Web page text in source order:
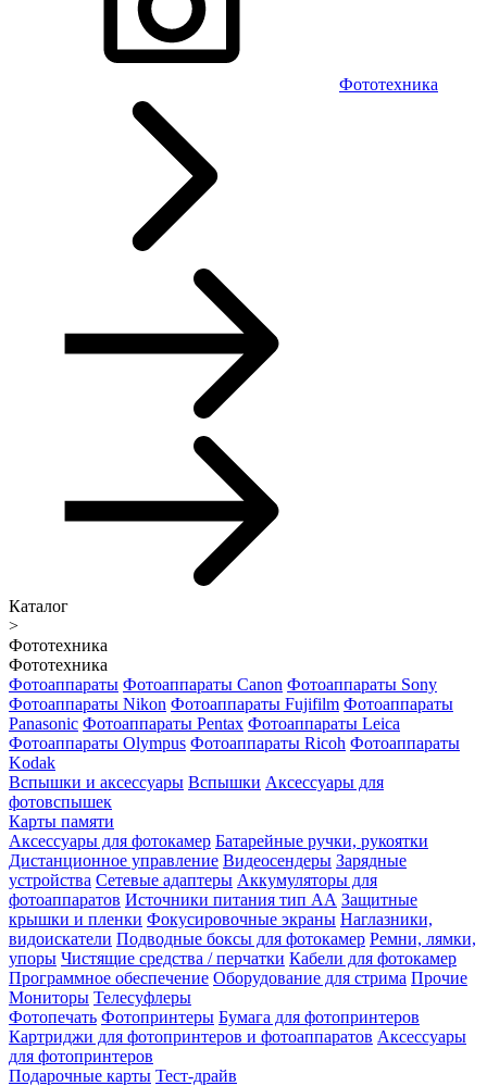
Фототехника
Каталог
>
Фототехника
Фототехника
Фотоаппараты Фотоаппараты Canon Фотоаппараты Sony
Фотоаппараты Nikon Фотоаппараты Fujifilm Фотоаппараты
Panasonic Фотоаппараты Pentax Фотоаппараты Leica
Фотоаппараты Olympus Фотоаппараты Ricoh Фотоаппараты
Kodak
Вспышки и аксессуары Вспышки Аксессуары для
фотовспышек
Карты памяти
Аксессуары для фотокамер Батарейные ручки, рукоятки
Дистанционное управление Видеосендеры Зарядные
устройства Сетевые адаптеры Аккумуляторы для
фотоаппаратов Источники питания тип АА Защитные
крышки и пленки Фокусировочные экраны Наглазники,
видоискатели Подводные боксы для фотокамер Ремни, лямки,
упоры Чистящие средства / перчатки Кабели для фотокамер
Программное обеспечение Оборудование для стрима Прочие
Мониторы Телесуфлеры
Фотопечать Фотопринтеры Бумага для фотопринтеров
Картриджи для фотопринтеров и фотоаппаратов Аксессуары
для фотопринтеров
Подарочные карты Тест-драйв